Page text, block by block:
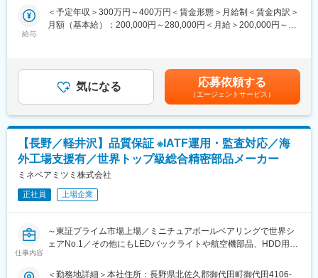
■組織構成：
・若手～中堅まで幅広いメンバーが在籍し、教育／サポート体制
も整っています。
■キャリアパス：
品質管理スタッフ→主任（リーダー）→品質保証責任者→工場品
質全体のマネジメント
・QC検定、ISO審査員補、SPCなどの資格取得支援も充実してお
り、専門性を高めながら長期的にキャリア形成可能です。
変更の範囲：会社の定める業務
レームに対する対応を行います。
・不具合分析：製品に不具合が生じた際の原因究明と改善策の立
・出荷前の製品検査：ノギス、マイクロなどの検査器具を使用し
て製品の検査を行います。
・製品の移動や測定器に乗せるなどの軽作業
・試作部品、印刷関連部品、半導体検査装置冶具など、当社で出
荷されるものすべての品質保証業務に携わっていただきます。複
雑な業務もありますが、まずは分かりやすいものから先輩社員が
丁寧に教えていきます。未経験から入社し活躍しているメンバー
も多いため、未経験の方も安心して就業いただけます。
・品質保証の業務を通じて、長期的なキャリア形成が可能です。
■体制
長野本社と京都工場でそれぞれ現在2名ずつ製品検査担当がおりま
す。
長野本社は20代が2名で担当しており、忙しい時にも残業10時間
コロナの影響はあまり受けておらず、半導体関連が現在好調なた
給与
＜予定年収＞300万円～400万円＜賃金形態＞月給制＜賃金内訳＞
月額（基本給）：200,000円～280,000円＜月給＞200,000円～
考を通じて上下する可能性があります。月給(月額)は固定手当を含
めた表記です。
気になる 応募依頼する
（エージェントサービス）
【長野／軽井沢】品質保証 ※IATF運用・監査対応／海
外工場支援有／世界トップ級総合精密部品メーカー
ミネベアミツミ株式会社
正社員 上場企業
仕事内容
～東証プライム市場上場／ミニチュアボールベアリングで世界シ
ェアNo.1／その他にもLEDバックライトや航空機部品、HDD用部
◆募集背景：現在、同社は14期連続で最高益を更新しています。
＜勤務地詳細＞本社住所：長野県北佐久郡御代田町御代田4106-